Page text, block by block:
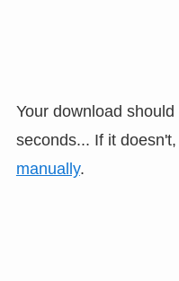
Your download
seconds... If it doesn't,
manually.